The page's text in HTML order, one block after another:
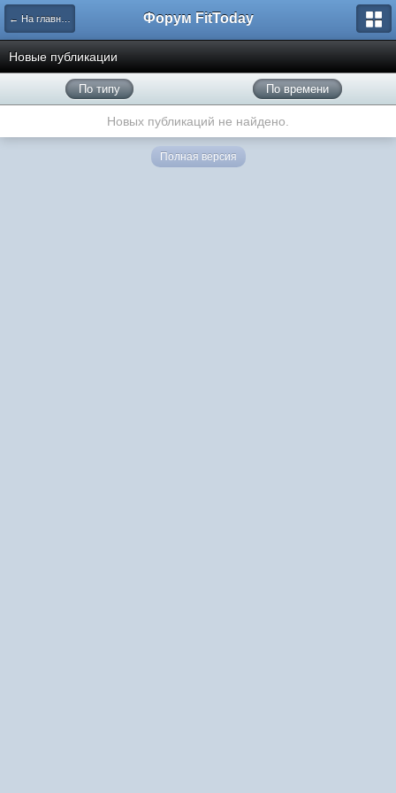
← На главную Форум FitToday
Новые публикации
По типу По времени
Новых публикаций не найдено.
Полная версия